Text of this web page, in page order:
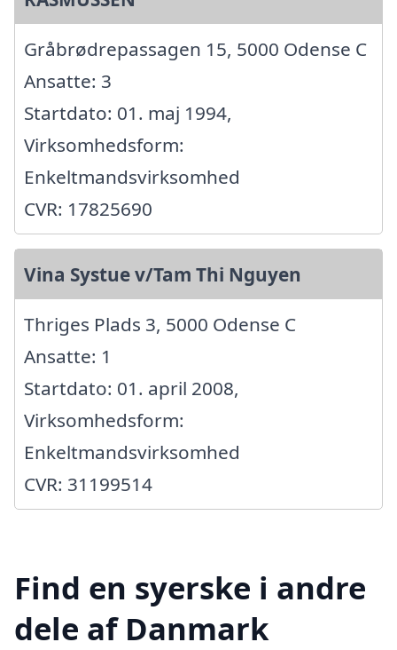
Gråbrødrepassagen 15, 5000 Odense C
Ansatte: 3
Startdato: 01. maj 1994,
Virksomhedsform:
Enkeltmandsvirksomhed
CVR: 17825690
Vina Systue v/Tam Thi Nguyen
Thriges Plads 3, 5000 Odense C
Ansatte: 1
Startdato: 01. april 2008,
Virksomhedsform:
Enkeltmandsvirksomhed
CVR: 31199514
Find en syerske i andre
dele af Danmark